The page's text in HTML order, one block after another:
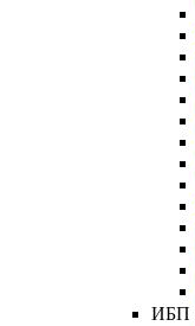
ИБП